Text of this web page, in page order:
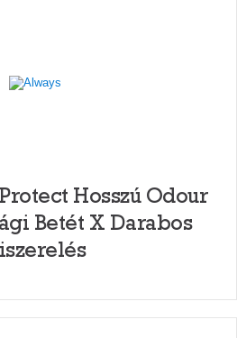
Hosszú Odour
Betét X Darabos